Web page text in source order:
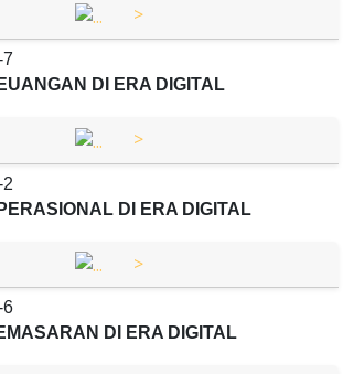
>
DI ERA DIGITAL
>
DI ERA DIGITAL
>
6
DI ERA DIGITAL